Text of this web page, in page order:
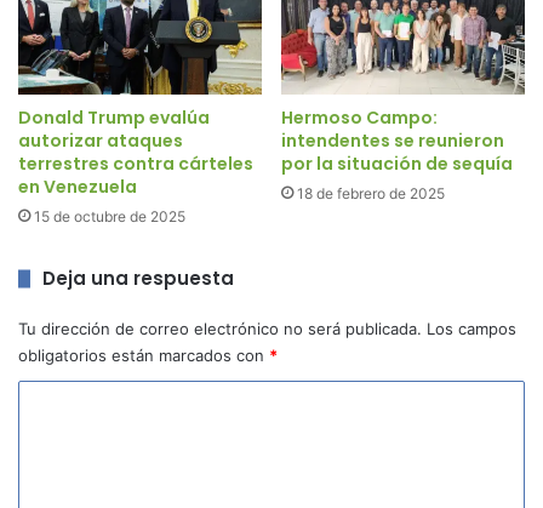
Donald Trump evalúa
autorizar ataques
terrestres contra cárteles
en Venezuela
15 de octubre de 2025
Hermoso Campo:
intendentes se reunieron
por la situación de sequía
18 de febrero de 2025
Deja una respuesta
Tu dirección de correo electrónico no será publicada. Los campos
obligatorios están marcados con *